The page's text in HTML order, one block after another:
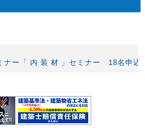
ー「 内 装 材 」セミナー 18名申込